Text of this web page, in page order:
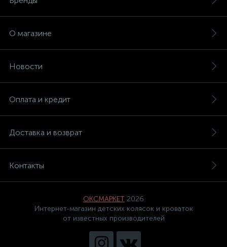
О магазине
Новости
Оплата и кредит
Доставка и возврат
Контакты
ОКСМАРКЕТ 2026
Интернет-магазин детских колясок и кроваток
от известных производителей